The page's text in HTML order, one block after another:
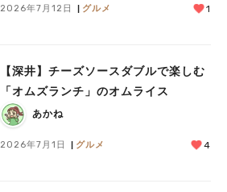
2026年7月12日 グルメ 1
【深井】チーズソースダブルで楽しむ
「オムズランチ」のオムライス
あかね
2026年7月1日 グルメ 4